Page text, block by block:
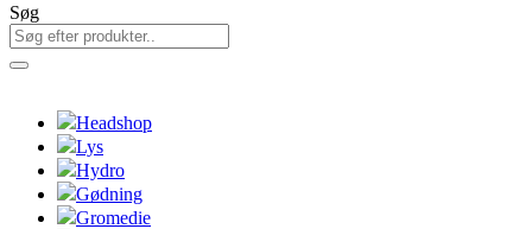
Søg
Headshop
Lys
Hydro
Gødning
Gromedie